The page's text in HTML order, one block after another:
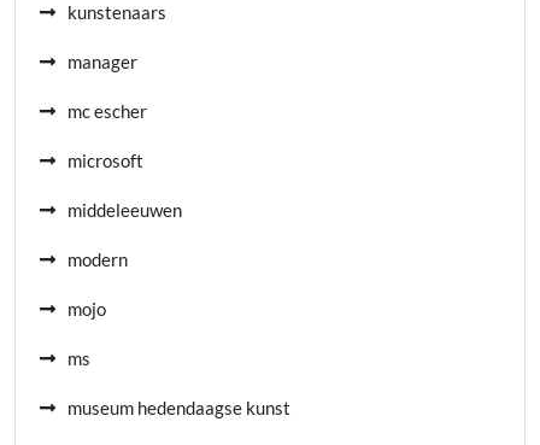
kunstenaars
manager
mc escher
microsoft
middeleeuwen
modern
mojo
ms
museum hedendaagse kunst